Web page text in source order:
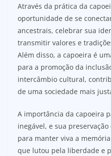
Através da prática da
oportunidade de se
ancestrais, celebrar sua
transmitir valores e
Além disso, a capoeira é
para a promoção da
intercâmbio cultural,
de uma sociedade mais
A importância da capoeira
inegável, e sua
para manter viva a
que lutou pela liberdade e